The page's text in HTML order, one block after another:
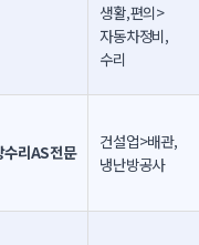
생활,편의>
자동차정비,
수리
수리AS전문
건설업>배관,
냉난방공사